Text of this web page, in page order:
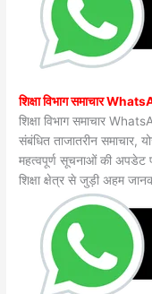
शिक्षा विभाग समाचार
शिक्षा विभाग समाचार
संबंधित ताजातरीन समाचार,
महत्वपूर्ण सूचनाओं की अपडेट
शिक्षा क्षेत्र से जुड़ी अहम